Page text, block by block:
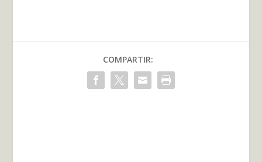
COMPARTIR: